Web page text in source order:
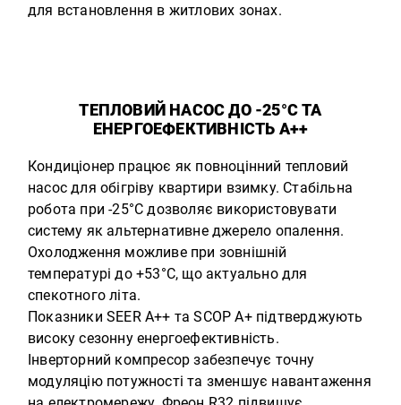
для встановлення в житлових зонах.
ТЕПЛОВИЙ НАСОС ДО -25°C ТА
ЕНЕРГОЕФЕКТИВНІСТЬ А++
Кондиціонер працює як повноцінний тепловий
насос для обігріву квартири взимку. Стабільна
робота при -25°C дозволяє використовувати
систему як альтернативне джерело опалення.
Охолодження можливе при зовнішній
температурі до +53°C, що актуально для
спекотного літа.
Показники SEER A++ та SCOP A+ підтверджують
високу сезонну енергоефективність.
Інверторний компресор забезпечує точну
модуляцію потужності та зменшує навантаження